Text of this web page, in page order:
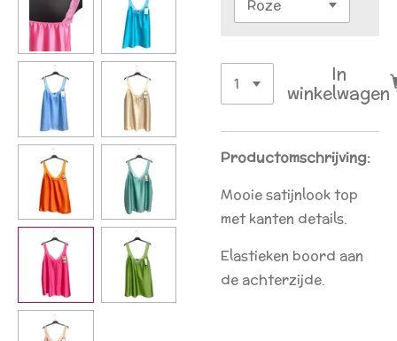
In
winkelwagen
Productomschrijving:
Mooie satijnlook top
met kanten details.
Elastieken boord aan
de achterzijde.